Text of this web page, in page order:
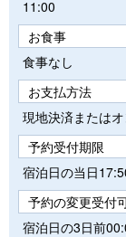
11:00
お食事
食事なし
お支払方法
現地決済または
予約受付期限
宿泊日の当日
予約の変更受付
宿泊日の3日前